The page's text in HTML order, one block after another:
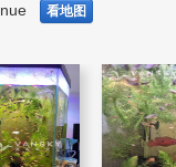
看地图